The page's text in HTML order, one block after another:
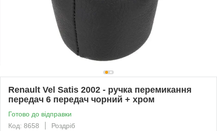
Renault Vel Satis 2002 - ручка перемикання
передач 6 передач чорний + хром
Готово до відправки
Код: 8658
Роздріб